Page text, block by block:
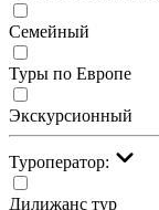
Семейный
Туры по Европе
Экскурсионный
Туроператор:
Дилижанс тур